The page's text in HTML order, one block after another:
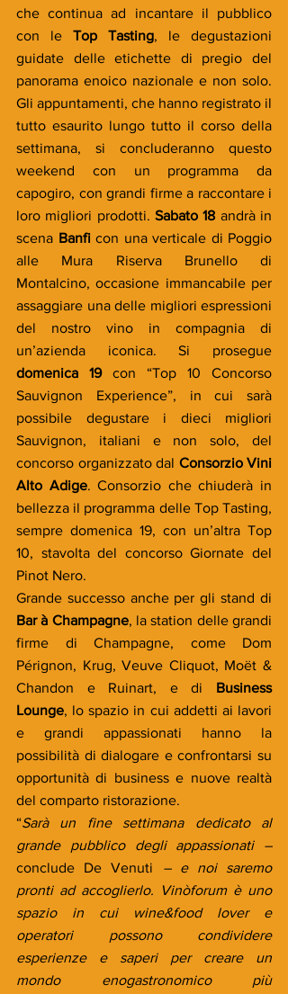
che continua ad incantare il pubblico
con le Top Tasting, le degustazioni
guidate delle etichette di pregio del
panorama enoico nazionale e non solo.
Gli appuntamenti, che hanno registrato il
tutto esaurito lungo tutto il corso della
settimana, si concluderanno questo
weekend con un programma da
capogiro, con grandi firme a raccontare i
loro migliori prodotti. Sabato 18 andrà in
scena Banfi con una verticale di Poggio
alle Mura Riserva Brunello di
Montalcino, occasione immancabile per
assaggiare una delle migliori espressioni
del nostro vino in compagnia di
domenica 19 con “Top 10 Concorso
Sauvignon Experience”, in cui sarà
possibile degustare i dieci migliori
Sauvignon, italiani e non solo, del
concorso organizzato dal Consorzio Vini
Alto Adige. Consorzio che chiuderà in
bellezza il programma delle Top Tasting,
sempre domenica 19, con un’altra Top
10, stavolta del concorso Giornate del
Pinot Nero.
Bar à Champagne, la station delle grandi
firme di Champagne, come Dom
Pérignon, Krug, Veuve Cliquot, Moët &
Chandon e Ruinart, e di Business
Lounge, lo spazio in cui addetti ai lavori
e grandi appassionati hanno la
possibilità di dialogare e confrontarsi su
opportunità di business e nuove realtà
del comparto ristorazione.
“Sarà un fine settimana dedicato al
grande pubblico degli appassionati –
conclude De Venuti – e noi saremo
pronti ad accoglierlo. Vinòforum è uno
spazio in cui wine&food lover e
operatori possono condividere
esperienze e saperi per creare un
mondo enogastronomico più